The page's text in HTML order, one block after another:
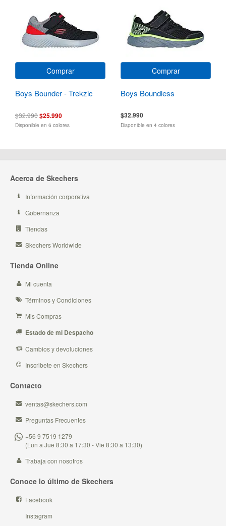
Comprar
Boys Bounder - Trekzic
$32.990$25.990
Disponible en 6 colores
Comprar
Boys Boundless
$32.990
Disponible en 4 colores
Acerca de Skechers
Información corporativa
Gobernanza
Tiendas
Skechers Worldwide
Tienda Online
Mi cuenta
Términos y Condiciones
Mis Compras
Estado de mi Despacho
Cambios y devoluciones
Inscribete en Skechers
Contacto
ventas@skechers.com
Preguntas Frecuentes
+56 9 7519 1279
(Lun a Jue 8:30 a 17:30 - Vie 8:30 a 13:30)
Trabaja con nosotros
Conoce lo último de Skechers
Facebook
Instagram